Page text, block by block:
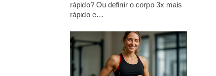
rápido? Ou definir o corpo 3x mais
rápido e…